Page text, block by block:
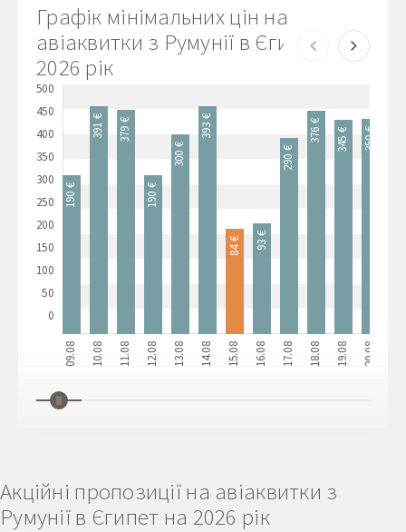
Графік мінімальних цін на
авіаквитки з Румунії в Єгипет на
2026 рік
500
450
400
350
300
250
200
150
100
50
0
190 €
09.08
391 €
10.08
379 €
11.08
190 €
12.08
300 €
13.08
393 €
14.08
84 €
15.08
93 €
16.08
290 €
17.08
376 €
18.08
345 €
19.08
350 €
20.08
Акційні пропозиції на авіаквитки з
Румунії в Єгипет на 2026 рік